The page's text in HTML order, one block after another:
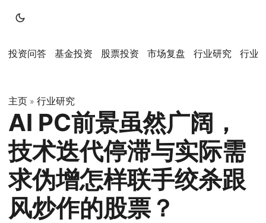
投资问答 基金投资 股票投资 市场复盘 行业研究 行业
主页 » 行业研究
AI PC前景虽然广阔，
技术迭代停滞与实际需
求伪增怎样联手绞杀跟
风炒作的股票？